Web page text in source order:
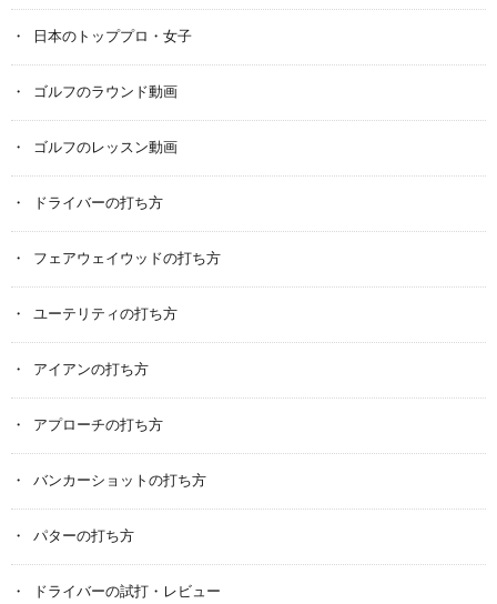
日本のトッププロ・女子
ゴルフのラウンド動画
ゴルフのレッスン動画
ドライバーの打ち方
フェアウェイウッドの打ち方
ユーテリティの打ち方
アイアンの打ち方
アプローチの打ち方
バンカーショットの打ち方
パターの打ち方
ドライバーの試打・レビュー